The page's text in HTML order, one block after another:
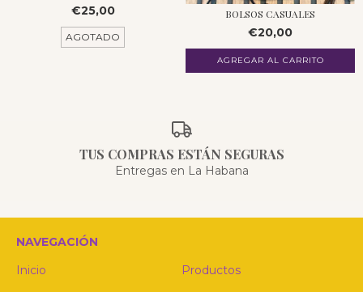
€25,00
AGOTADO
BOLSOS CASUALES
€20,00
AGREGAR AL CARRITO
TUS COMPRAS ESTÁN SEGURAS
Entregas en La Habana
NAVEGACIÓN
Inicio
Productos